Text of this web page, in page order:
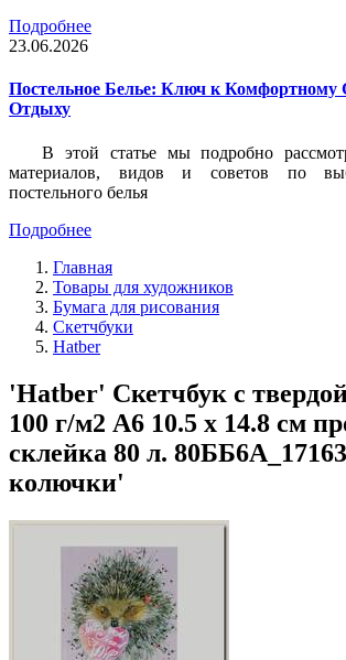
Подробнее
23.06.2026
Постельное Белье: Ключ к Комфортному
Отдыху
В этой статье мы подробно
материалов, видов и советов по
постельного белья
Подробнее
Главная
Товары для художников
Бумага для рисования
Скетчбуки
Hatber
'Hatber' Скетчбук с
100 г/м2 A6 10.5 х 14.8 см
склейка 80 л.
колючки'